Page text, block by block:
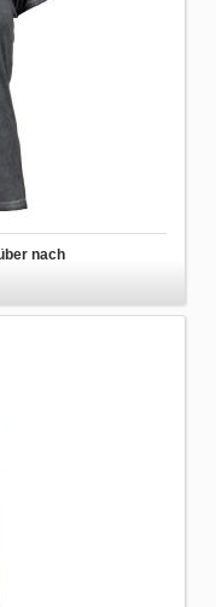
nach